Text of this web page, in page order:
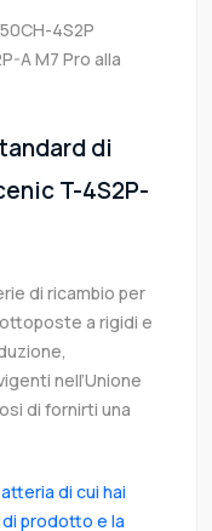
4S2P
A M7 Pro alla
di
T-4S2P-
di ricambio per
a rigidi e
nell’Unione
di fornirti una
di cui hai
prodotto e la